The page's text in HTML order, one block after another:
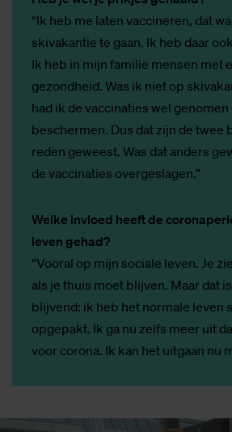
“Ik heb me laten vaccineren, dat
skivakantie te gaan. Ik heb daar
Ik heb in mijn familie mensen met
gezondheid. Was ik niet op
had ik de vaccinaties wel genomen
beschermen. Dus dat zijn de twee
reden geweest. Was dat anders
de vaccinaties overgeslagen.”
Welke invloed heeft de
leven gehad?
“Vooral op mijn sociale leven. Je
als je thuis moet blijven. Maar dat
blijvend: ik heb het normale leven
opgepakt. Ik ga nu zelfs meer uit
voor corona. Ik kan het uitgaan nu